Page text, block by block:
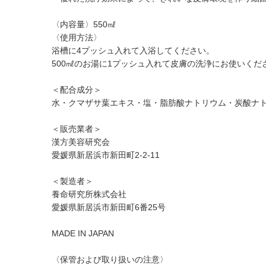
〈内容量〉550㎖
〈使用方法〉
浴槽に4プッシュ入れて入浴してください。
500㎖のお湯に1プッシュ入れて皮膚の洗浄にお使いくだ
＜配合成分＞
水・クマザサ葉エキス・塩・脂肪酸ナトリウム・炭酸ナ
＜販売業者＞
漢方美容研究会
愛媛県新居浜市新田町2-2-11
＜製造者＞
養命研究所株式会社
愛媛県新居浜市新田町6番25号
MADE IN JAPAN
〈保管および取り扱いの注意〉